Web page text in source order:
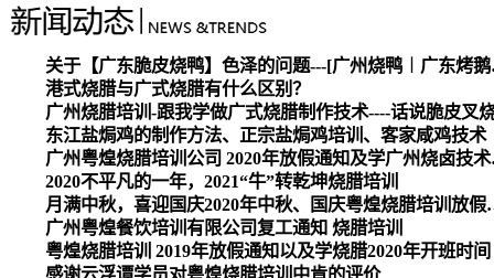
关于【广
港式烧腊与广式烧腊有什么区别？
广州烧腊培训-跟我学做广式烧腊制作技术----话说脆皮叉
东江盐焗鸡的制作方法、正宗盐焗鸡培训、客家咸鸡技术
广州粤煌
2020不平凡的一年，2021“牛”转乾坤烧腊培训
月满中秋，喜迎
广州粤煌餐饮培训有限公司复工通知 烧腊培训
粤煌烧腊培训 2019年放假通知以及学烧腊2020年开班时间